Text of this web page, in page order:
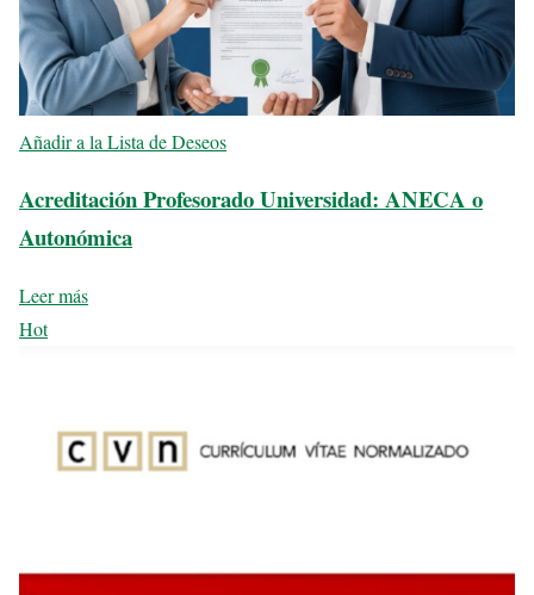
Añadir a la Lista de Deseos
Acreditación Profesorado Universidad: ANECA o
Autonómica
Leer más
Hot